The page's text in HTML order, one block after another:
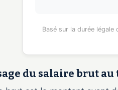
Basé sur la durée légale
du salaire brut